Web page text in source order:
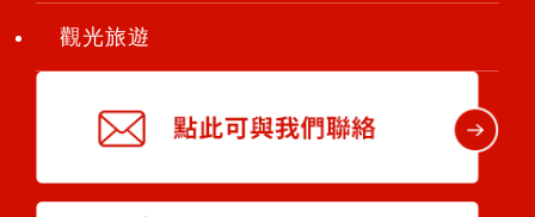
觀光旅遊